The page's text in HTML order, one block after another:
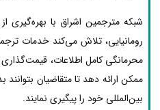
شبکه مترجمین اشراق با
رومانیایی، تلاش می‌کند خدمات
محرمانگی کامل اطلاعات،
ممکن ارائه دهد تا متقاضیان بتوانند
بین‌المللی خود را پیگیری نمایند.